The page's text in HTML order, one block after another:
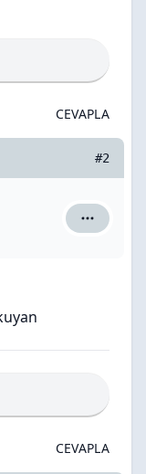
CEVAPLA
#2
AtMaCa
CEVAPLA